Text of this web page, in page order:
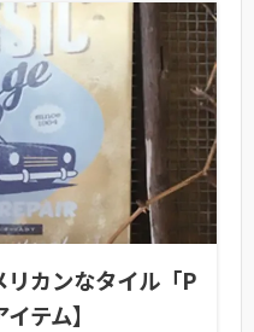
リカンなタイル「P
テム】